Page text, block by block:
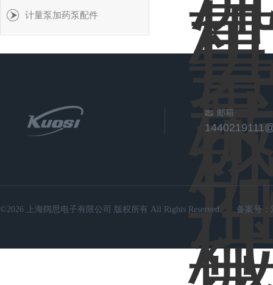
计量泵加药泵配件
邮箱
©2026 上海阔思电子有限公司 版权所有 All Rights Reserved. 备案号：